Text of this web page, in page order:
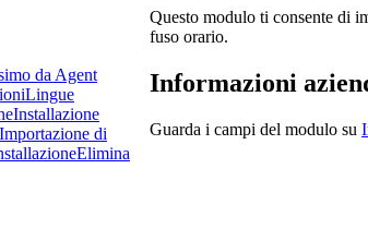
Questo modulo ti consente di
fuso orario.
Informazioni
Guarda i campi del modulo su
da Agent
Lingue
Installazione
Importazione di
Elimina